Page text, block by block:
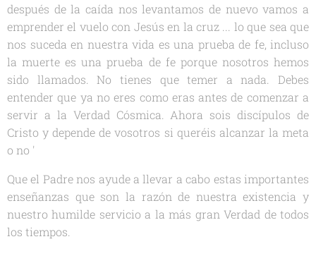
después de la caída nos levantamos de nuevo vamos a
emprender el vuelo con Jesús en la cruz ... lo que sea que
nos suceda en nuestra vida es una prueba de fe, incluso
la muerte es una prueba de fe porque nosotros hemos
sido llamados. No tienes que temer a nada. Debes
entender que ya no eres como eras antes de comenzar a
servir a la Verdad Cósmica. Ahora sois discípulos de
Cristo y depende de vosotros si queréis alcanzar la meta
o no '
Que el Padre nos ayude a llevar a cabo estas importantes
enseñanzas que son la razón de nuestra existencia y
nuestro humilde servicio a la más gran Verdad de todos
los tiempos.